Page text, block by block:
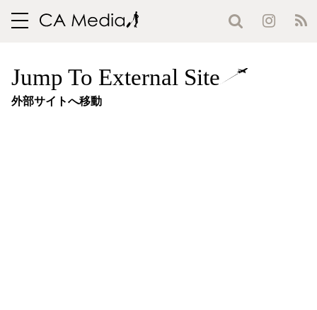
toggle
Jump To External Site
外部サイトへ移動